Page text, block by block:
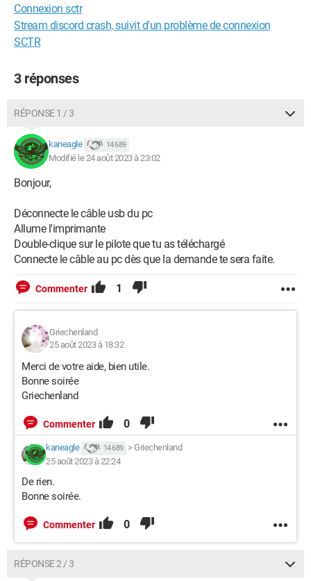
Connexion sctr
Stream discord crash, suivit d'un problème de connexion
SCTR
3 réponses
RÉPONSE 1 / 3
kaneagle 14 689
Modifié le 24 août 2023 à 23:02
Bonjour,
Déconnecte le câble usb du pc
Allume l'imprimante
Double-clique sur le pilote que tu as téléchargé
Connecte le câble au pc dès que la demande te sera faite.
Commenter 1
Griechenland
25 août 2023 à 18:32
Merci de votre aide, bien utile.
Bonne soirée
Griechenland
Commenter 0
kaneagle 14 689 > Griechenland
25 août 2023 à 22:24
De rien.
Bonne soirée.
Commenter 0
RÉPONSE 2 / 3